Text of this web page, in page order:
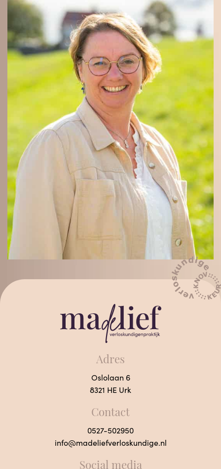
Adres
Oslolaan 6
8321 HE Urk
Contact
0527-502950
info@madeliefverloskundige.nl
Social media